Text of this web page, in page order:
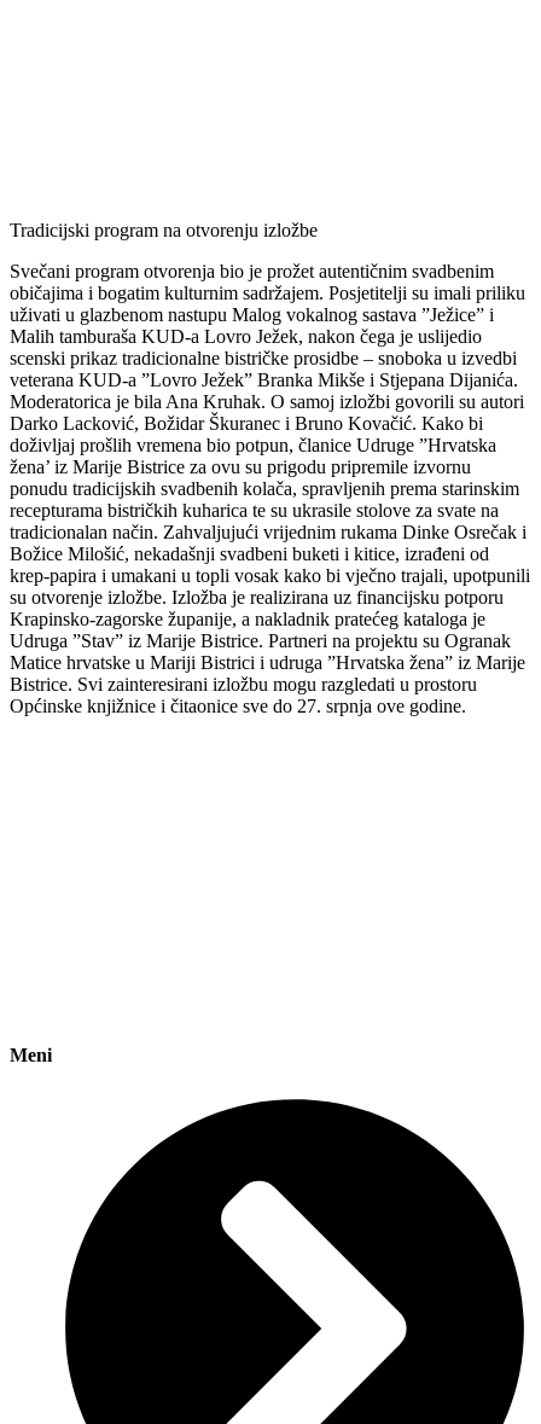
Tradicijski program na otvorenju izložbe
Svečani program otvorenja bio je prožet autentičnim svadbenim
običajima i bogatim kulturnim sadržajem. Posjetitelji su imali priliku
uživati u glazbenom nastupu Malog vokalnog sastava ”Ježice” i
Malih tamburaša KUD-a Lovro Ježek, nakon čega je uslijedio
scenski prikaz tradicionalne bistričke prosidbe – snoboka u izvedbi
veterana KUD-a ”Lovro Ježek” Branka Mikše i Stjepana Dijanića.
Moderatorica je bila Ana Kruhak. O samoj izložbi govorili su autori
Darko Lacković, Božidar Škuranec i Bruno Kovačić. Kako bi
doživljaj prošlih vremena bio potpun, članice Udruge ”Hrvatska
žena’ iz Marije Bistrice za ovu su prigodu pripremile izvornu
ponudu tradicijskih svadbenih kolača, spravljenih prema starinskim
recepturama bistričkih kuharica te su ukrasile stolove za svate na
tradicionalan način. Zahvaljujući vrijednim rukama Dinke Osrečak i
Božice Milošić, nekadašnji svadbeni buketi i kitice, izrađeni od
krep-papira i umakani u topli vosak kako bi vječno trajali, upotpunili
su otvorenje izložbe. Izložba je realizirana uz financijsku potporu
Krapinsko-zagorske županije, a nakladnik pratećeg kataloga je
Udruga ”Stav” iz Marije Bistrice. Partneri na projektu su Ogranak
Matice hrvatske u Mariji Bistrici i udruga ”Hrvatska žena” iz Marije
Bistrice. Svi zainteresirani izložbu mogu razgledati u prostoru
Općinske knjižnice i čitaonice sve do 27. srpnja ove godine.
Meni